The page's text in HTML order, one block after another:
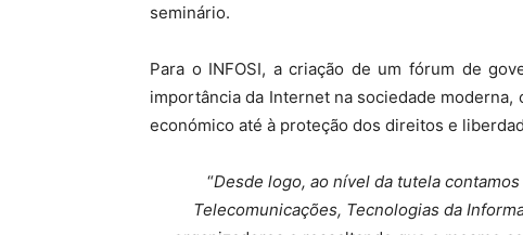
seminário.
Para o INFOSI, a criação de um fórum de
importância da Internet na sociedade
económico até à proteção dos direitos e
“Desde logo, ao nível da tutela
Telecomunicações, Tecnologias da